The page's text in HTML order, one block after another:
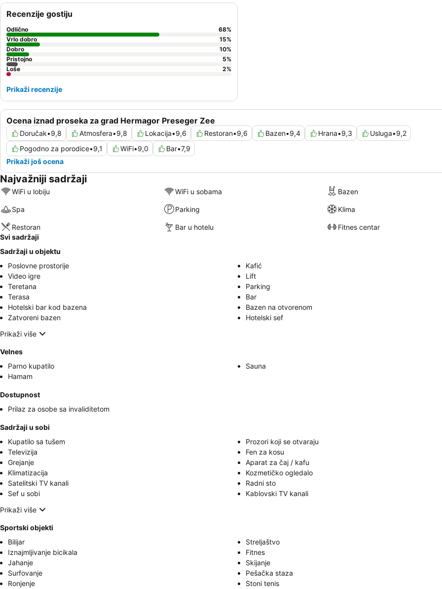
Ocena iznad proseka za grad Hermagor Preseger Zee
Doručak•9,8 Atmosfera•9,8 Lokacija•9,6 Restoran•9,6 Bazen•9,4 Hrana•9,3 Usluga•9,2
Pogodno za porodice•9,1 WiFi•9,0 Bar•7,9
Prikaži još ocena
Recenzije gostiju
Odlično 68%
Vrlo dobro
15%
Dobro
10%
Pristojno
5%
Loše
2%
Prikaži recenzije
Najvažniji sadržaji
WiFi u lobiju WiFi u sobama Bazen
Spa Parking Klima
Restoran Bar u hotelu
Fitnes centar
Svi sadržaji
Sadržaji u objektu
Poslovne prostorije
Kafić
Video igre
Lift
Teretana
Parking
Terasa
Bar
Hotelski bar kod bazena
Bazen na otvorenom
Zatvoreni bazen
Hotelski sef
Prikaži više
Velnes
Parno kupatilo
Sauna
Hamam
Dostupnost
Prilaz za osobe sa invaliditetom
Sadržaji u sobi
Kupatilo sa tušem
Prozori koji se otvaraju
Televizija
Fen za kosu
Grejanje
Aparat za čaj / kafu
Klimatizacija
Kozmetičko ogledalo
Satelitski TV kanali
Radni sto
Sef u sobi
Kablovski TV kanali
Prikaži više
Sportski objekti
Bilijar
Streljaštvo
Iznajmljivanje bicikala
Fitnes
Jahanje
Skijanje
Surfovanje
Pešačka staza
Ronjenje
Stoni tenis